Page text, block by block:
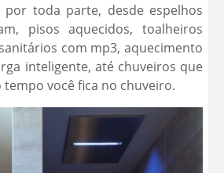
por toda parte, desde espelhos
pisos aquecidos, toalheiros
com mp3, aquecimento
inteligente, até chuveiros que
você fica no chuveiro.